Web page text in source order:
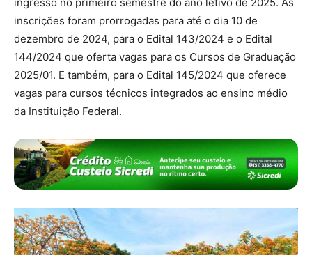
inscrições foram prorrogadas para até o dia 10 de
dezembro de 2024, para o Edital 143/2024 e o Edital
144/2024 que oferta vagas para os Cursos de Graduação
2025/01. E também, para o Edital 145/2024 que oferece
vagas para cursos técnicos integrados ao ensino médio
da Instituição Federal.